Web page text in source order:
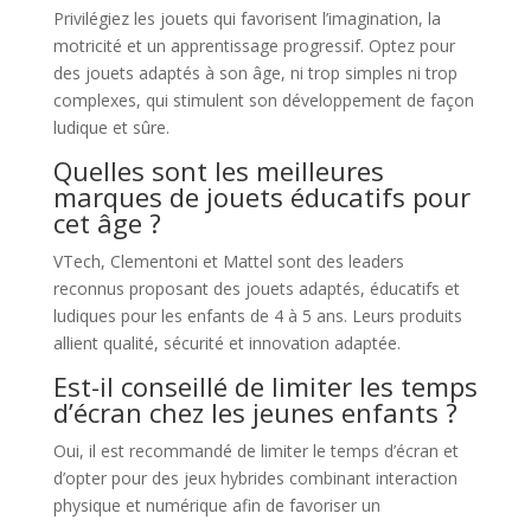
Privilégiez les jouets qui favorisent l’imagination, la
motricité et un apprentissage progressif. Optez pour
des jouets adaptés à son âge, ni trop simples ni trop
complexes, qui stimulent son développement de façon
ludique et sûre.
Quelles sont les meilleures
marques de jouets éducatifs pour
cet âge ?
VTech, Clementoni et Mattel sont des leaders
reconnus proposant des jouets adaptés, éducatifs et
ludiques pour les enfants de 4 à 5 ans. Leurs produits
allient qualité, sécurité et innovation adaptée.
Est-il conseillé de limiter les temps
d’écran chez les jeunes enfants ?
Oui, il est recommandé de limiter le temps d’écran et
d’opter pour des jeux hybrides combinant interaction
physique et numérique afin de favoriser un